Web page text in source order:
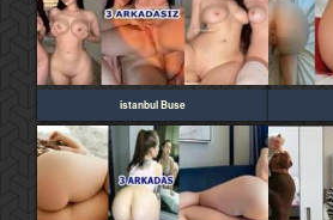
istanbul Buse